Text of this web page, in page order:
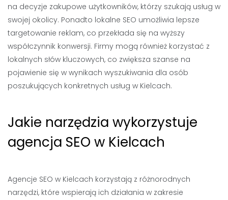
na decyzje zakupowe użytkowników, którzy szukają usług w
swojej okolicy. Ponadto lokalne SEO umożliwia lepsze
targetowanie reklam, co przekłada się na wyższy
współczynnik konwersji. Firmy mogą również korzystać z
lokalnych słów kluczowych, co zwiększa szanse na
pojawienie się w wynikach wyszukiwania dla osób
poszukujących konkretnych usług w Kielcach.
Jakie narzędzia wykorzystuje
agencja SEO w Kielcach
Agencje SEO w Kielcach korzystają z różnorodnych
narzędzi, które wspierają ich działania w zakresie